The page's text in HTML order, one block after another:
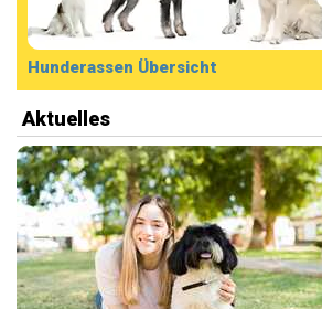
Hunderassen Übersicht
Aktuelles